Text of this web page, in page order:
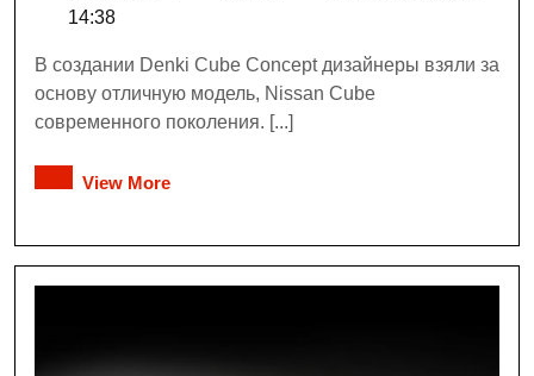
14:38
В создании Denki Cube Concept дизайнеры взяли за
основу отличную модель, Nissan Cube
современного поколения. [...]
View More